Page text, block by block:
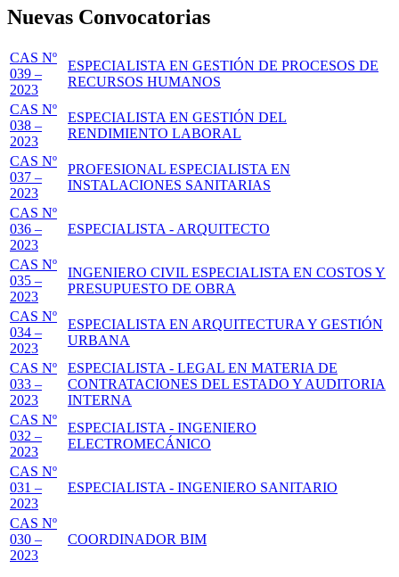
Nuevas Convocatorias
CAS Nº
039 –
2023
ESPECIALISTA EN GESTIÓN DE PROCESOS DE
RECURSOS HUMANOS
CAS Nº
038 –
2023
ESPECIALISTA EN GESTIÓN DEL
RENDIMIENTO LABORAL
CAS Nº
037 –
2023
PROFESIONAL ESPECIALISTA EN
INSTALACIONES SANITARIAS
CAS Nº
036 –
2023
ESPECIALISTA - ARQUITECTO
CAS Nº
035 –
2023
INGENIERO CIVIL ESPECIALISTA EN COSTOS Y
PRESUPUESTO DE OBRA
CAS Nº
034 –
2023
ESPECIALISTA EN ARQUITECTURA Y GESTIÓN
URBANA
CAS Nº
033 –
2023
ESPECIALISTA - LEGAL EN MATERIA DE
CONTRATACIONES DEL ESTADO Y AUDITORIA
INTERNA
CAS Nº
032 –
2023
ESPECIALISTA - INGENIERO
ELECTROMECÁNICO
CAS Nº
031 –
2023
ESPECIALISTA - INGENIERO SANITARIO
CAS Nº
030 –
2023
COORDINADOR BIM